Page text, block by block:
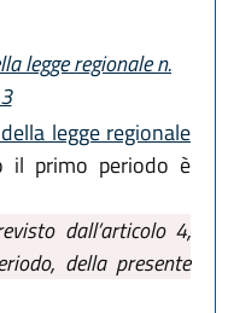
legge regionale n.
legge regionale
il primo periodo è
dall’articolo 4,
della presente